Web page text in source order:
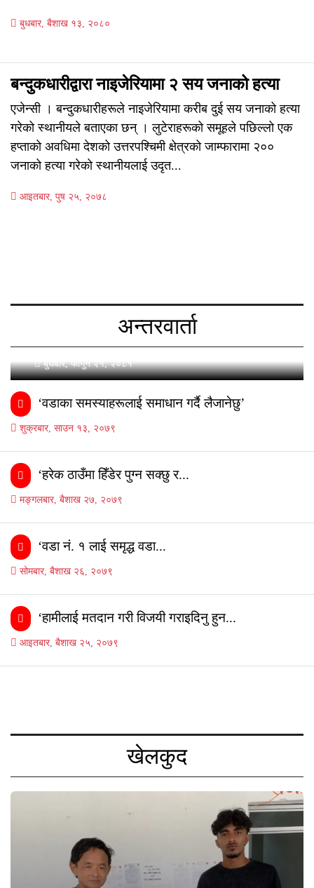
बुधबार, बैशाख १३, २०८०
बन्दुकधारीद्वारा नाइजेरियामा २ सय जनाको हत्या
एजेन्सी । बन्दुकधारीहरूले नाइजेरियामा करीब दुई सय जनाको हत्या
गरेको स्थानीयले बताएका छन् । लुटेराहरूको समूहले पछिल्लो एक
हप्ताको अवधिमा देशको उत्तरपश्चिमी क्षेत्रको जाम्फारामा २००
जनाको हत्या गरेको स्थानीयलाई उदृत...
आइतबार, पुष २५, २०७८
अन्तरवार्ता
आकांक्षा
बुधबार, फागुन २१, २०८१
‘वडाका समस्याहरूलाई समाधान गर्दै लैजानेछु’
शुक्रबार, साउन १३, २०७९
‘हरेक ठाउँमा हिँडेर पुग्न सक्छु र...
मङ्गलबार, बैशाख २७, २०७९
‘वडा नं. १ लाई समृद्ध वडा...
सोमबार, बैशाख २६, २०७९
‘हामीलाई मतदान गरी विजयी गराइदिनु हुन...
आइतबार, बैशाख २५, २०७९
खेलकुद